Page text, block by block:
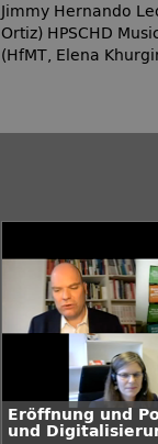
Jimmy Hernando
Ortiz) HPSCHD
(HfMT, Elena
Eröffnung und
und